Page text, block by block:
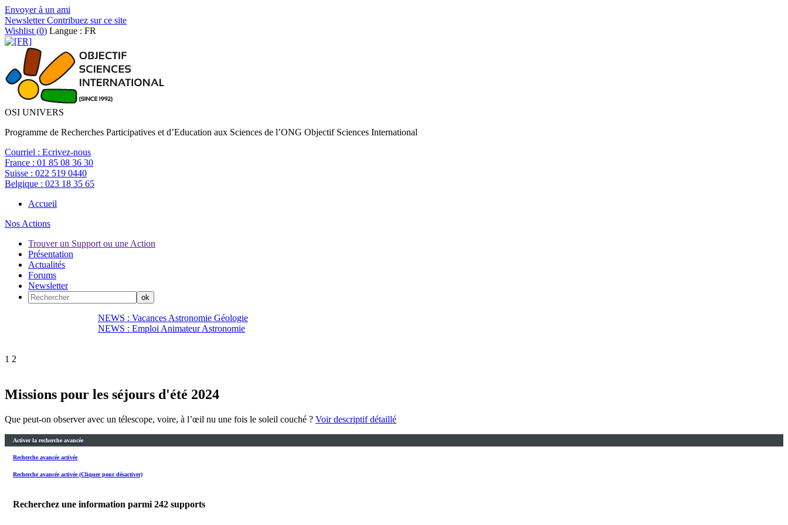
Envoyer à un ami
NewsletterContribuez sur ce site
Wishlist (0) Langue : FR
OSI UNIVERS
Programme de Recherches Participatives et d’Education aux Sciences de l’ONG Objectif Sciences International
Courriel : Ecrivez-nous
France : 01 85 08 36 30
Suisse : 022 519 0440
Belgique : 023 18 35 65
Accueil
Nos Actions
Trouver un Support ou une Action
Présentation
Actualités
Forums
Newsletter
NEWS : Vacances Astronomie Géologie
NEWS : Emploi Animateur Astronomie
1 2
Missions pour les séjours d'été 2024
Que peut-on observer avec un télescope, voire, à l’œil nu une fois le soleil couché ? Voir descriptif détaillé
Activer la recherche avancée
Recherche avancée activée
Recherche avancée activée (Cliquer pour désactiver)
Recherchez une information parmi 242 supports